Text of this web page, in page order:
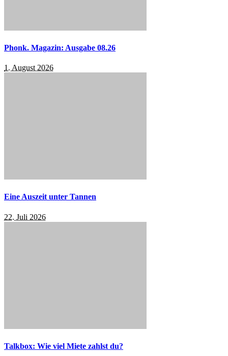
Phonk. Magazin: Ausgabe 08.26
1. August 2026
Eine Auszeit unter Tannen
22. Juli 2026
Talkbox: Wie viel Miete zahlst du?